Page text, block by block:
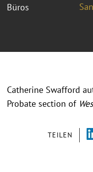
Büros
TEILEN
Catherine Swafford
Probate section of